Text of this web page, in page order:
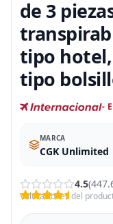
de 3
tipo
tipo
-
MARCA
CGK Unlimited
4.5
Valoraciones del